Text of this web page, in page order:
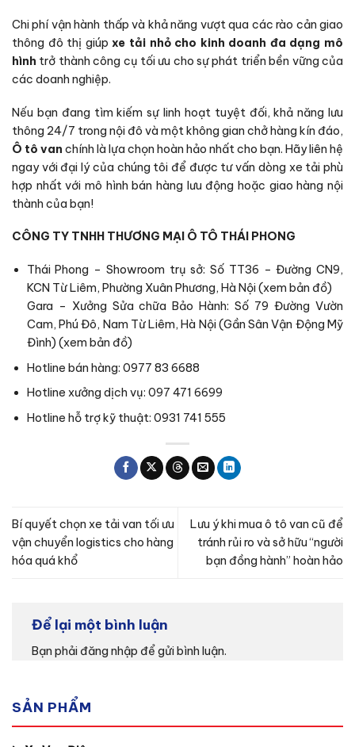
Chi phí vận hành thấp và khả năng vượt qua các rào cản giao
thông đô thị giúpxe tải nhỏ cho kinh doanh đa dạng mô
hình trở thành công cụ tối ưu cho sự phát triển bền vững của
các doanh nghiệp.
Nếu bạn đang tìm kiếm sự linh hoạt tuyệt đối, khả năng lưu
thông 24/7 trong nội đô và một không gian chở hàng kín đáo,
Ô tô van chính là lựa chọn hoàn hảo nhất cho bạn. Hãy liên hệ
ngay với đại lý của chúng tôi để được tư vấn dòng xe tải phù
hợp nhất với mô hình bán hàng lưu động hoặc giao hàng nội
thành của bạn!
CÔNG TY TNHH THƯƠNG MẠI Ô TÔ THÁI PHONG
Thái Phong – Showroom trụ sở: Số TT36 – Đường CN9,
KCN Từ Liêm, Phường Xuân Phương, Hà Nội (xem bản đồ)
Gara – Xưởng Sửa chữa Bảo Hành: Số 79 Đường Vườn
Cam, Phú Đô, Nam Từ Liêm, Hà Nội (Gần Sân Vận Động Mỹ
Đình) (xem bản đồ)
Hotline bán hàng: 0977 83 6688
Hotline xưởng dịch vụ: 097 471 6699
Hotline hỗ trợ kỹ thuật: 0931 741 555
Bí quyết chọn xe tải van tối ưu
vận chuyển logistics cho hàng
hóa quá khổ
Lưu ý khi mua ô tô van cũ để
tránh rủi ro và sở hữu “người
bạn đồng hành” hoàn hảo
Để lại một bình luận
Bạn phải đăng nhập để gửi bình luận.
SẢN PHẨM